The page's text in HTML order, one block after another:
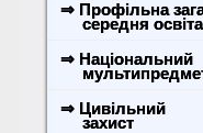
⇒ Профільна
середня освіта
⇒ Національний
⇒ Цивільний
захист